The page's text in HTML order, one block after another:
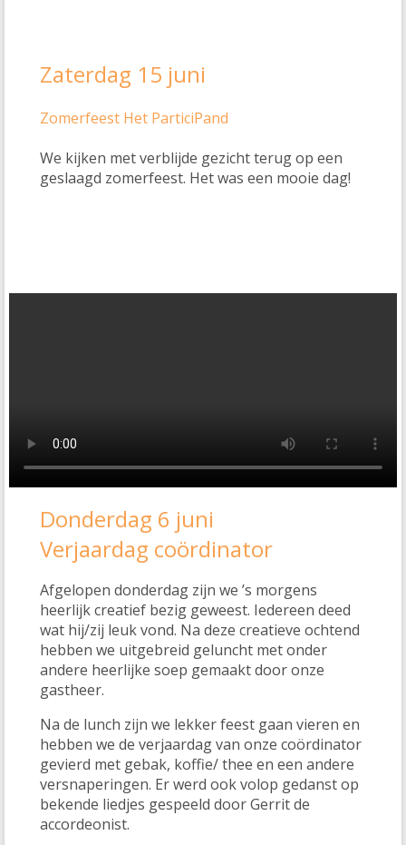
Zaterdag 15 juni
Zomerfeest Het ParticiPand
We kijken met verblijde gezicht terug op een
geslaagd zomerfeest. Het was een mooie dag!
Donderdag 6 juni
Verjaardag coördinator
Afgelopen donderdag zijn we ’s morgens
heerlijk creatief bezig geweest. Iedereen deed
wat hij/zij leuk vond. Na deze creatieve ochtend
hebben we uitgebreid geluncht met onder
andere heerlijke soep gemaakt door onze
gastheer.
Na de lunch zijn we lekker feest gaan vieren en
hebben we de verjaardag van onze coördinator
gevierd met gebak, koffie/ thee en een andere
versnaperingen. Er werd ook volop gedanst op
bekende liedjes gespeeld door Gerrit de
accordeonist.